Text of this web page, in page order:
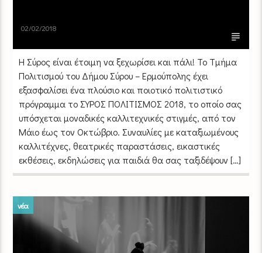
02/02/2018
Η Σύρος είναι έτοιμη να ξεχωρίσει και πάλι! Το Τμήμα
Πολιτισμού του Δήμου Σύρου – Ερμούπολης έχει
εξασφαλίσει ένα πλούσιο και ποιοτικό πολιτιστικό
πρόγραμμα το ΣΥΡΟΣ ΠΟΛΙΤΙΣΜΟΣ 2018, το οποίο σας
υπόσχεται μοναδικές καλλιτεχνικές στιγμές, από τον
Μάιο έως τον Οκτώβριο. Συναυλίες με καταξιωμένους
καλλιτέχνες, θεατρικές παραστάσεις, εικαστικές
εκθέσεις, εκδηλώσεις για παιδιά θα σας ταξιδέψουν […]
νέα